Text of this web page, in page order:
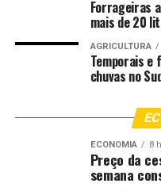
ao longo da semana,
temperaturas mais
O destaque é o risco de
quinta-feira (18). As
ocorrer na Serra
baixada do Rio Grande
podem registrar marcas
oeste de Santa
também permanecem
Forrageiras
mais de 20
AGRICULTURA
Temporais
chuvas no
ECONOMIA 8
Preço da
semana